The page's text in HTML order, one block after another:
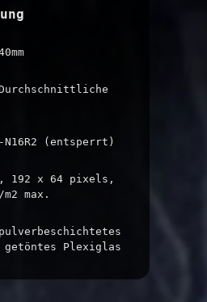
Durchschnittliche
1-N16R2 (entsperrt)
192 x 64 pixels,
m2 max.
pulverbeschichtetes
getöntes Plexiglas